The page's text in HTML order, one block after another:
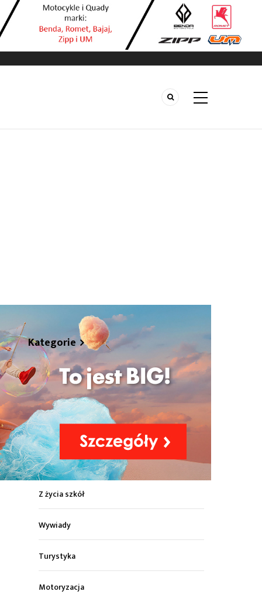
Kategorie
Z życia miasta
Sport
Kultura
Wiadomości z regionu
Z życia szkół
Wywiady
Turystyka
Motoryzacja